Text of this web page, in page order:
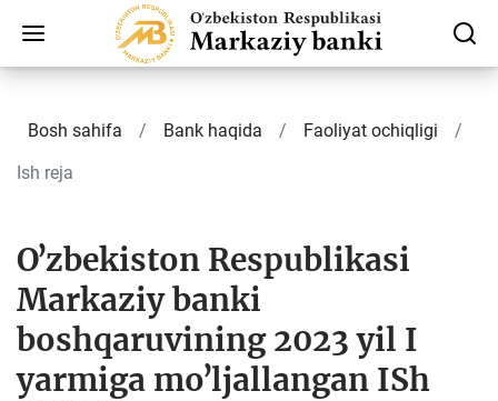
Bosh sahifa Bank haqida
Faoliyat ochiqligi
Ish reja
Oʼzbekiston Respublikasi
Markaziy banki
boshqaruvining 2023 yil I
yarmiga moʼljallangan ISh